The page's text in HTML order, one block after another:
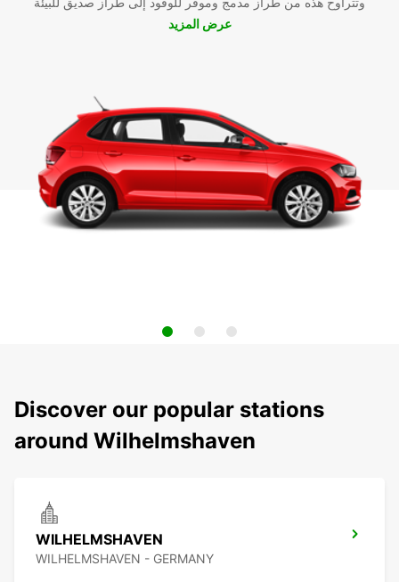
عرض المزيد
Discover our popular stations
around Wilhelmshaven
WILHELMSHAVEN
WILHELMSHAVEN - GERMANY